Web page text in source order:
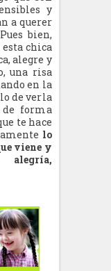
y
a querer
bien,
chica
alegre y
una risa
en la
de verla
forma
te hace
lo
viene y
alegría,